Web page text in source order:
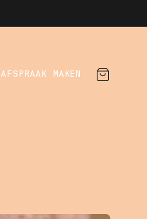
AFSPRAAK MAKEN